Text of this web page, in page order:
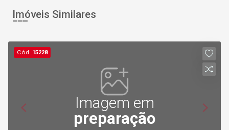
Imóveis Similares
Cód. 15228
Imagem em
preparação